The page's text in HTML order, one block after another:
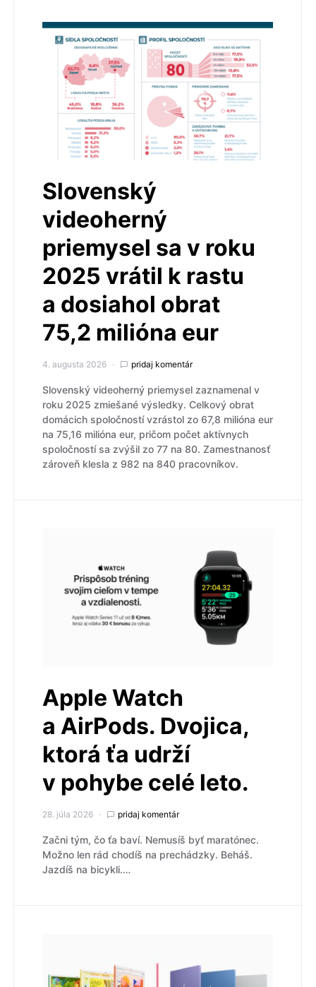
Slovenský
videoherný
priemysel sa v roku
2025 vrátil k rastu
a dosiahol obrat
75,2 milióna eur
4. augusta 2026 pridaj komentár
Slovenský videoherný priemysel zaznamenal v
roku 2025 zmiešané výsledky. Celkový obrat
domácich spoločností vzrástol zo 67,8 milióna eur
na 75,16 milióna eur, pričom počet aktívnych
spoločností sa zvýšil zo 77 na 80. Zamestnanosť
zároveň klesla z 982 na 840 pracovníkov.
Apple Watch
a AirPods. Dvojica,
ktorá ťa udrží
v pohybe celé leto.
28. júla 2026 pridaj komentár
Začni tým, čo ťa baví. Nemusíš byť maratónec.
Možno len rád chodíš na prechádzky. Beháš.
Jazdíš na bicykli.…